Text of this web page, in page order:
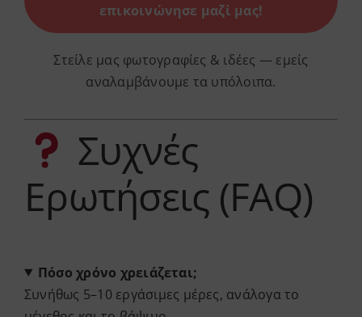
επικοινώνησε μαζί μας!
Στείλε μας φωτογραφίες & ιδέες — εμείς
αναλαμβάνουμε τα υπόλοιπα.
Συχνές
Ερωτήσεις (FAQ)
Πόσο χρόνο χρειάζεται;
Συνήθως 5–10 εργάσιμες μέρες, ανάλογα το